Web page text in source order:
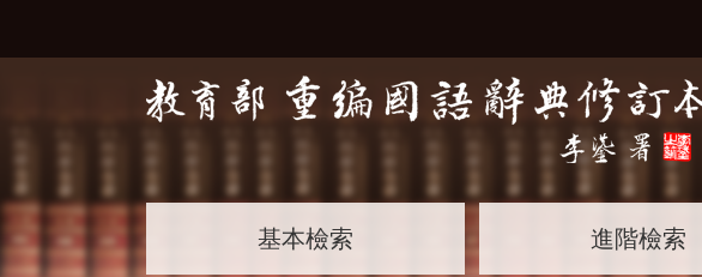
基本檢索 進階檢索